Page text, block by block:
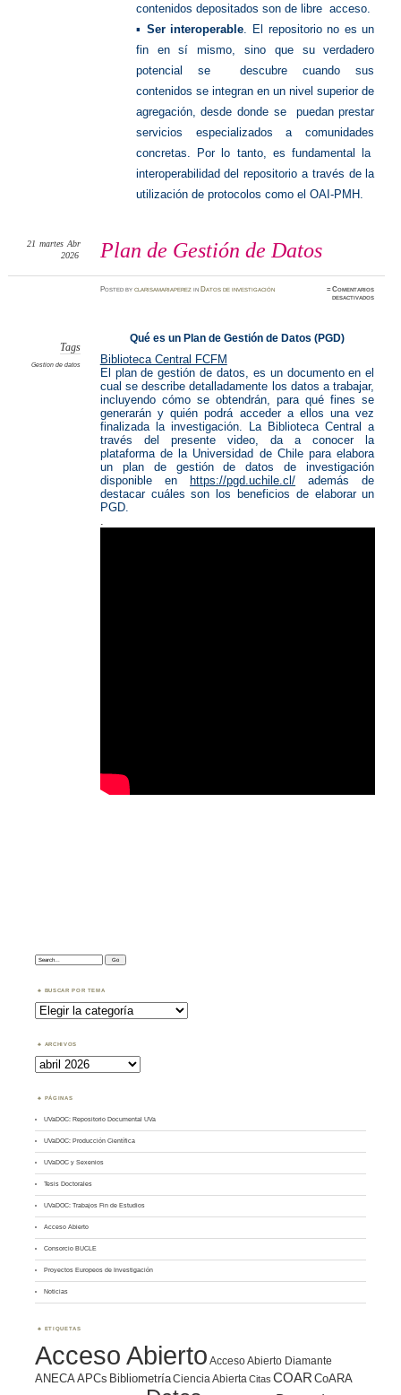
contenidos depositados son de libre acceso.
▪ Ser interoperable. El repositorio no es un
fin en sí mismo, sino que su verdadero
potencial se descubre cuando sus
contenidos se integran en un nivel superior de
agregación, desde donde se puedan prestar
servicios especializados a comunidades
concretas. Por lo tanto, es fundamental la
interoperabilidad del repositorio a través de la
utilización de protocolos como el OAI-PMH.
Plan de Gestión de Datos
21 martes Abr
2026
Postedbyclarisamariaperez in Datos de investigación ≈Comentarios
desactivadosen
Tags
Gestion de datos
Qué es un Plan de Gestión de Datos (PGD)
Biblioteca Central FCFM
El plan de gestión de datos, es un documento en el
cual se describe detalladamente los datos a trabajar,
incluyendo cómo se obtendrán, para qué fines se
generarán y quién podrá acceder a ellos una vez
finalizada la investigación. La Biblioteca Central a
través del presente video, da a conocer la
plataforma de la Universidad de Chile para elabora
un plan de gestión de datos de investigación
disponible en
https://pgd.uchile.cl/ además de
destacar cuáles son los beneficios de elaborar un
PGD.
.
Search:
BUSCAR POR TEMA
Buscar
por
Tema
ARCHIVOS
Archivos
PÁGINAS
UVaDOC: Repositorio Documental UVa
UVaDOC: Producción Científica
UVaDOC y Sexenios
Tesis Doctorales
UVaDOC: Trabajos Fin de Estudios
Acceso Abierto
Consorcio BUCLE
Proyectos Europeos de Investigación
Noticias
ETIQUETAS
Acceso Abierto Acceso Abierto Diamante
ANECAAPCs BibliometríaCiencia Abierta Citas COAR CoARA